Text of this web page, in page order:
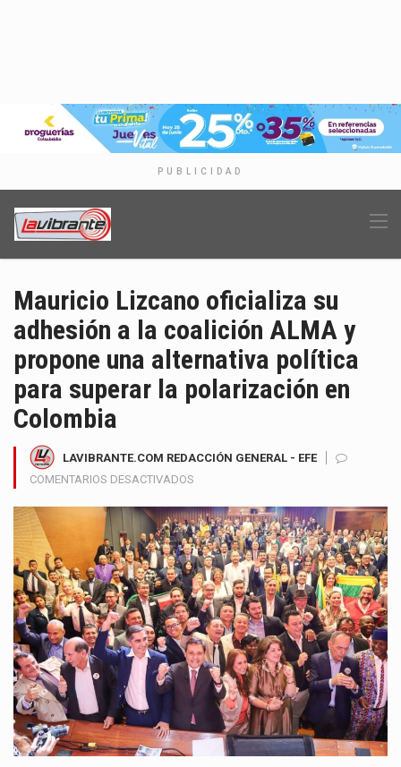
PUBLICIDAD
Mauricio Lizcano oficializa su
adhesión a la coalición ALMA y
propone una alternativa política
para superar la polarización en
Colombia
LAVIBRANTE.COM REDACCIÓN GENERAL - EFE
COMENTARIOS DESACTIVADOS
LIZCANO
OFICIALIZA
SU
ADHESIÓN
A
LA
COALICIÓN
ALMA
Y
PROPONE
UNA
ALTERNATIVA
POLÍTICA